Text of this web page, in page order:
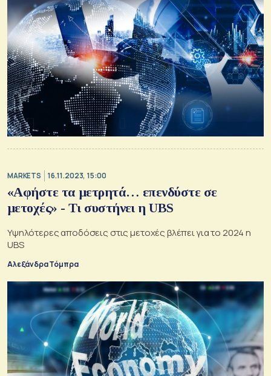
MARKETS 16.11.2023, 15:00
«Αφήστε τα μετρητά… επενδύστε σε
μετοχές» - Τι συστήνει η UBS
Υψηλότερες αποδόσεις στις μετοχές βλέπει για το 2024 η
UBS
Αλεξάνδρα Τόμπρα